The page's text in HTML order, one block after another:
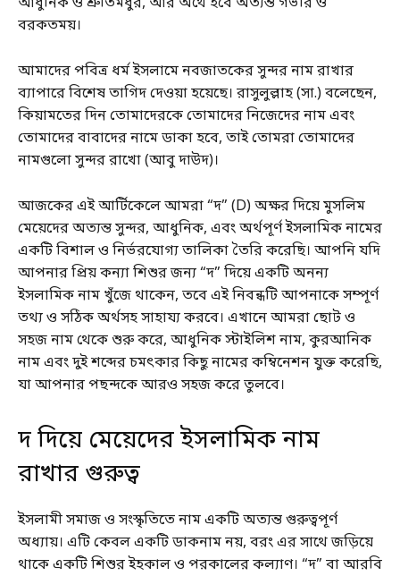
বরকতময়।
আমাদের পবিত্র ধর্ম ইসলামে নবজাতকের সুন্দর নাম রাখার
ব্যাপারে বিশেষ তাগিদ দেওয়া হয়েছে। রাসুলুল্লাহ (সা.) বলেছেন,
কিয়ামতের দিন তোমাদেরকে তোমাদের নিজেদের নাম এবং
তোমাদের বাবাদের নামে ডাকা হবে, তাই তোমরা তোমাদের
নামগুলো সুন্দর রাখো (আবু দাউদ)।
আজকের এই আর্টিকেলে আমরা “দ” (D) অক্ষর দিয়ে মুসলিম
মেয়েদের অত্যন্ত সুন্দর, আধুনিক, এবং অর্থপূর্ণ ইসলামিক নামের
একটি বিশাল ও নির্ভরযোগ্য তালিকা তৈরি করেছি। আপনি যদি
আপনার প্রিয় কন্যা শিশুর জন্য “দ” দিয়ে একটি অনন্য
ইসলামিক নাম খুঁজে থাকেন, তবে এই নিবন্ধটি আপনাকে সম্পূর্ণ
তথ্য ও সঠিক অর্থসহ সাহায্য করবে। এখানে আমরা ছোট ও
সহজ নাম থেকে শুরু করে, আধুনিক স্টাইলিশ নাম, কুরআনিক
নাম এবং দুই শব্দের চমৎকার কিছু নামের কম্বিনেশন যুক্ত করেছি,
যা আপনার পছন্দকে আরও সহজ করে তুলবে।
দ দিয়ে মেয়েদের ইসলামিক নাম
রাখার গুরুত্ব
ইসলামী সমাজ ও সংস্কৃতিতে নাম একটি অত্যন্ত গুরুত্বপূর্ণ
অধ্যায়। এটি কেবল একটি ডাকনাম নয়, বরং এর সাথে জড়িয়ে
থাকে একটি শিশুর ইহকাল ও পরকালের কল্যাণ। “দ” বা আরবি